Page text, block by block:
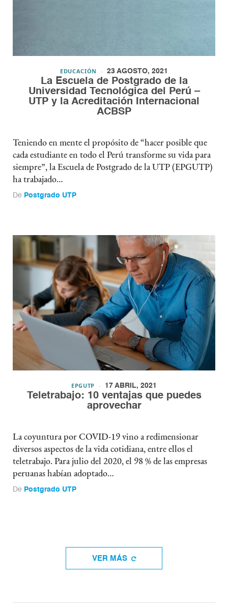
EDUCACIÓN 23 AGOSTO, 2021
La Escuela de Postgrado de la
Universidad Tecnológica del Perú –
UTP y la Acreditación Internacional
ACBSP
Teniendo en mente el propósito de “hacer posible que
cada estudiante en todo el Perú transforme su vida para
siempre”, la Escuela de Postgrado de la UTP (EPGUTP)
ha trabajado…
De Postgrado UTP
EPGUTP 17 ABRIL, 2021
Teletrabajo: 10 ventajas que puedes
aprovechar
La coyuntura por COVID-19 vino a redimensionar
diversos aspectos de la vida cotidiana, entre ellos el
teletrabajo. Para julio del 2020, el 98 % de las empresas
peruanas habían adoptado…
De Postgrado UTP
VER MÁS